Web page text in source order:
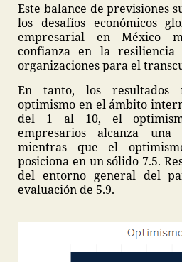
Este balance de previsiones
los desafíos económicos
empresarial en México
confianza en la
organizaciones para el
En tanto, los resultados
optimismo en el ámbito
del 1 al 10, el
empresarios alcanza
mientras que el
posiciona en un sólido 7.5.
del entorno general del
evaluación de 5.9.